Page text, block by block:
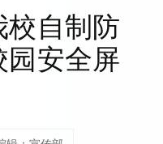
校自制防
园安全屏